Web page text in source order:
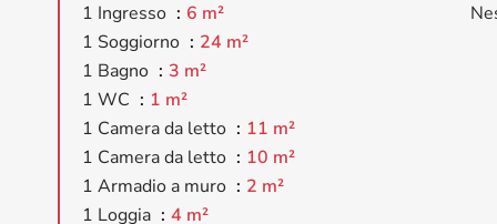
1 Ingresso
6 m²
1 Soggiorno
24 m²
1 Bagno
3 m²
1 WC
1 m²
1 Camera da letto
11 m²
1 Camera da letto
10 m²
1 Armadio a muro
2 m²
1 Loggia
4 m²